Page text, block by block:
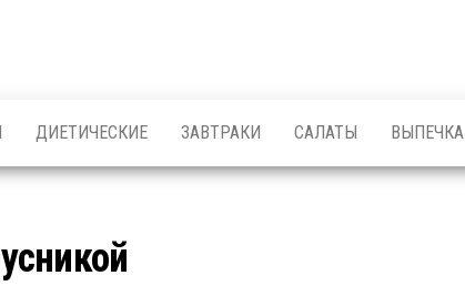
ДИЕТИЧЕСКИЕ ЗАВТРАКИ САЛАТЫ ВЫПЕЧКА